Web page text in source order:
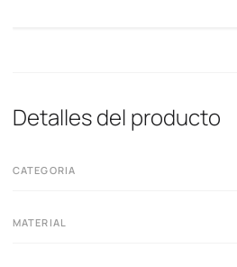
Detalles del producto
CATEGORIA
MATERIAL